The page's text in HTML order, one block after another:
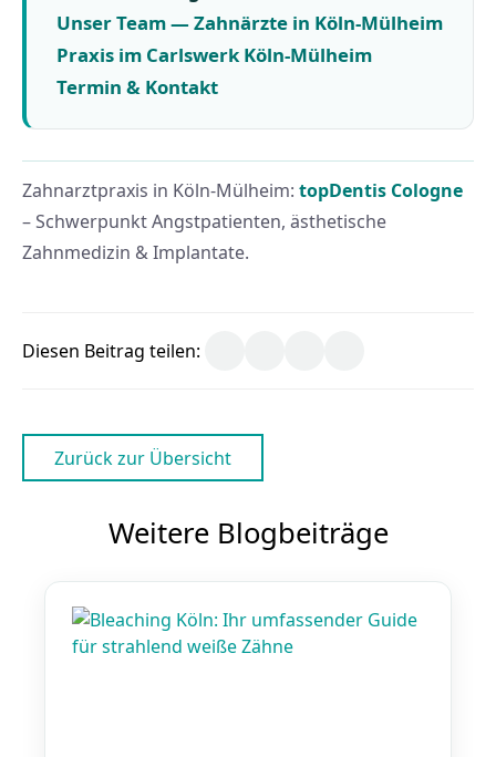
Unser Team — Zahnärzte in Köln-Mülheim
Praxis im Carlswerk Köln-Mülheim
Termin & Kontakt
Zahnarztpraxis in Köln-Mülheim: topDentis Cologne
– Schwerpunkt Angstpatienten, ästhetische
Zahnmedizin & Implantate.
Diesen Beitrag teilen:
Zurück zur Übersicht
Weitere Blogbeiträge